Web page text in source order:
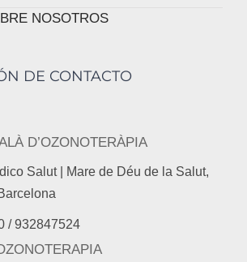
NOSOTROS
DE CONTACTO
D’OZONOTERÀPIA
Salut| Mare de Déu de la Salut,
/ 932847524